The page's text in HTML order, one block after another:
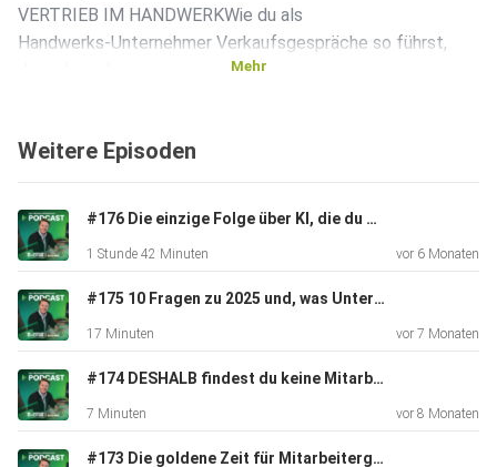
VERTRIEB IM HANDWERKWie du als
Handwerks-Unternehmer Verkaufsgespräche so führst,
https://mission-mittelstand.com/ws-21-03-24-pdc
Sichere dir jetzt 'How to Marktführer' und setze ein
Zeichen
für die Zukunft:
Der Mission Mittelstand Montageservice ist jetzt
https://mission-mittelstand.com/montageservice-pdc
Mehr
Weitere Episoden
#176 Die einzige Folge über KI, die du brauchst!
1 Stunde 42 Minuten vor 6 Monaten
#175 10 Fragen zu 2025 und, was Unternehmer jetzt für 2026 wissen müssen
17 Minuten vor 7 Monaten
#174 DESHALB findest du keine Mitarbeiter! (so geht es richtig)
7 Minuten vor 8 Monaten
#173 Die goldene Zeit für Mitarbeitergewinnung – warum JETZT dein Vorteil beginnt